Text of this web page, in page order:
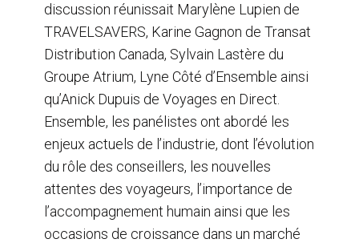
discussion réunissait Marylène Lupien de
TRAVELSAVERS, Karine Gagnon de Transat
Distribution Canada, Sylvain Lastère du
Groupe Atrium, Lyne Côté d’Ensemble ainsi
qu’Anick Dupuis de Voyages en Direct.
Ensemble, les panélistes ont abordé les
enjeux actuels de l’industrie, dont l’évolution
du rôle des conseillers, les nouvelles
attentes des voyageurs, l’importance de
l’accompagnement humain ainsi que les
occasions de croissance dans un marché